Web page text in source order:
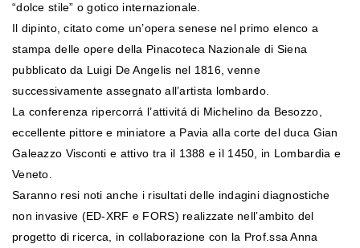
“dolce stile” o gotico internazionale.
Il dipinto, citato come un’opera senese nel primo elenco a
stampa delle opere della Pinacoteca Nazionale di Siena
pubblicato da Luigi De Angelis nel 1816, venne
successivamente assegnato all’artista lombardo.
La conferenza ripercorrá l’attivitá di Michelino da Besozzo,
eccellente pittore e miniatore a Pavia alla corte del duca Gian
Galeazzo Visconti e attivo tra il 1388 e il 1450, in Lombardia e
Veneto.
Saranno resi noti anche i risultati delle indagini diagnostiche
non invasive (ED-XRF e FORS) realizzate nell’ambito del
progetto di ricerca, in collaborazione con la Prof.ssa Anna